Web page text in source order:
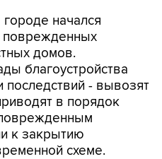
начался
поврежденных
домов.
благоустройства
- вывозят
в порядок
к закрытию
схеме.